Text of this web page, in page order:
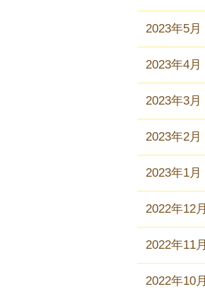
2023年5月
2023年4月
2023年3月
2023年2月
2023年1月
2022年12月
2022年11月
2022年10月